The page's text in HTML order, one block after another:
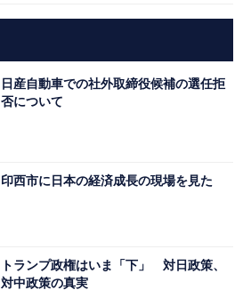
日産自動車での社外取締役候補の選任拒
否について
印西市に日本の経済成長の現場を見た
トランプ政権はいま「下」 対日政策、
対中政策の真実